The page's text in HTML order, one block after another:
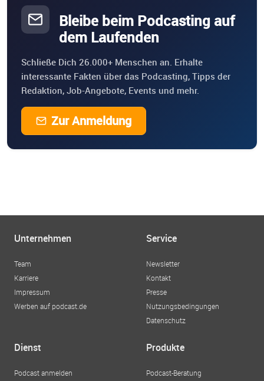
Bleibe beim Podcasting auf
dem Laufenden
Schließe Dich 26.000+ Menschen an. Erhalte
interessante Fakten über das Podcasting, Tipps der
Redaktion, Job-Angebote, Events und mehr.
Zur Anmeldung
Unternehmen
Team
Karriere
Impressum
Werben auf podcast.de
Service
Newsletter
Kontakt
Presse
Nutzungsbedingungen
Datenschutz
Dienst
Podcast anmelden
Produkte
Podcast-Beratung